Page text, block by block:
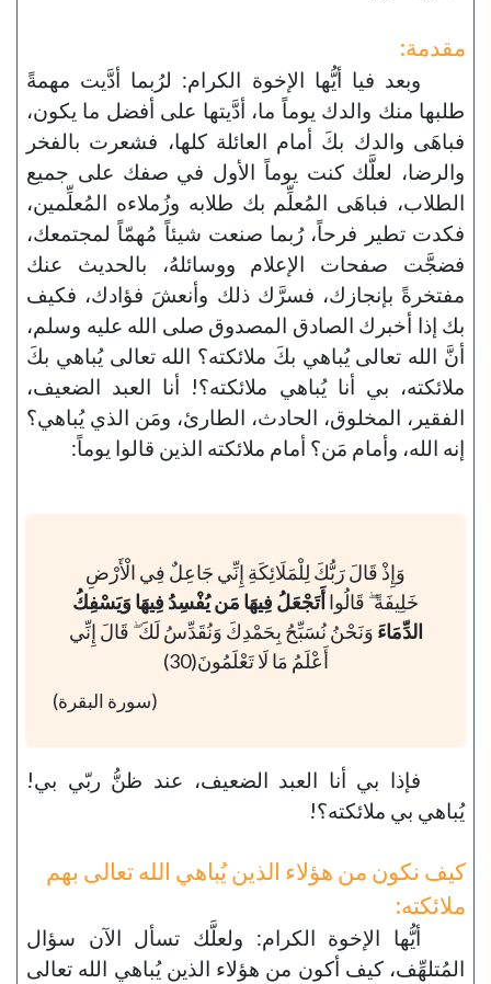
مقدمة:
وبعد فيا أيُّها الإخوة الكرام: لرُبما أدَّيت مهمةً
طلبها منك والدك يوماً ما، أدَّيتها على أفضل ما يكون،
فباهَى والدك بكَ أمام العائلة كلها، فشعرت بالفخر
والرضا، لعلَّك كنت يوماً الأول في صفك على جميع
الطلاب، فباهَى المُعلِّم بك طلابه وزُملاءه المُعلِّمين،
فكدت تطير فرحاً، رُبما صنعت شيئاً مُهمّاً لمجتمعك،
فضجَّت صفحات الإعلام ووسائلهُ، بالحديث عنك
مفتخرةً بإنجازك، فسرَّك ذلك وأنعشَ فؤادك، فكيف
بك إذا أخبرك الصادق المصدوق صلى الله عليه وسلم،
أنَّ الله تعالى يُباهي بكَ ملائكته؟ الله تعالى يُباهي بكَ
ملائكته، بي أنا يُباهي ملائكته؟! أنا العبد الضعيف،
الفقير، المخلوق، الحادث، الطارئ، ومَن الذي يُباهي؟
إنه الله، وأمام مَن؟ أمام ملائكته الذين قالوا يوماً:
وَإِذْ قَالَ رَبُّكَ لِلْمَلَائِكَةِ إِنِّي جَاعِلٌ فِي الْأَرْضِ
خَلِيفَةً ۖ قَالُواأَتَجْعَلُ فِيهَا مَن يُفْسِدُ فِيهَا وَيَسْفِكُ
الدِّمَاءَ وَنَحْنُ نُسَبِّحُ بِحَمْدِكَ وَنُقَدِّسُ لَكَ ۖ قَالَ إِنِّي
أَعْلَمُ مَا لَا تَعْلَمُونَ(30)
(سورة البقرة)
فإذا بي أنا العبد الضعيف، عند ظنُّ ربّي بي!
يُباهي بي ملائكته؟!
كيف نكون من هؤلاء الذين يُباهي الله تعالى بهم
ملائكته:
أيُّها الإخوة الكرام: ولعلَّك تسأل الآن سؤال
المُتلهِّف، كيف أكون من هؤلاء الذين يُباهي الله تعالى